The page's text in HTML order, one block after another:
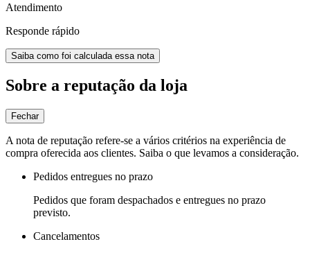
Atendimento
Responde rápido
Saiba como foi calculada essa nota
Sobre a reputação da loja
Fechar
A nota de reputação refere-se a vários critérios na experiência de
compra oferecida aos clientes. Saiba o que levamos a consideração.
Pedidos entregues no prazo
Pedidos que foram despachados e entregues no prazo
previsto.
Cancelamentos